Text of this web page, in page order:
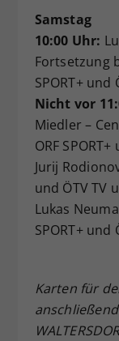
Samstag
10:00 Uhr:
Fortsetzung
SPORT+
Nicht vor
Miedler –
ORF
Jurij
und ÖTV TV
Lukas
SPORT+
Karten für